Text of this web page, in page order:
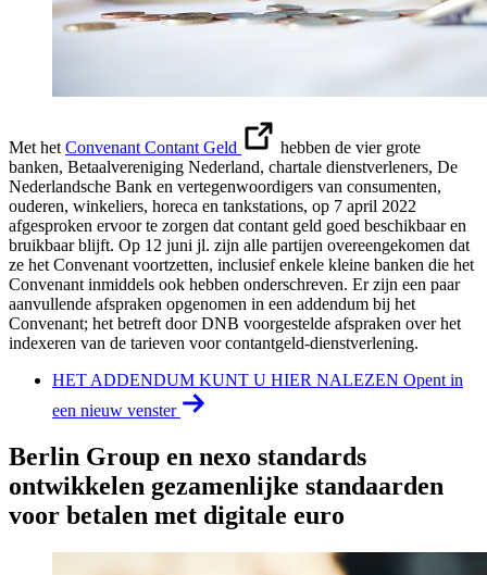
Met het Convenant Contant Geld
hebben de vier grote
banken, Betaalvereniging Nederland, chartale dienstverleners, De
Nederlandsche Bank en vertegenwoordigers van consumenten,
ouderen, winkeliers, horeca en tankstations, op 7 april 2022
afgesproken ervoor te zorgen dat contant geld goed beschikbaar en
bruikbaar blijft. Op 12 juni jl. zijn alle partijen overeengekomen dat
ze het Convenant voortzetten, inclusief enkele kleine banken die het
Convenant inmiddels ook hebben onderschreven. Er zijn een paar
aanvullende afspraken opgenomen in een addendum bij het
Convenant; het betreft door DNB voorgestelde afspraken over het
indexeren van de tarieven voor contantgeld-dienstverlening.
HET ADDENDUM KUNT U HIER NALEZEN Opent in
een nieuw venster
Berlin Group en nexo standards
ontwikkelen gezamenlijke standaarden
voor betalen met digitale euro